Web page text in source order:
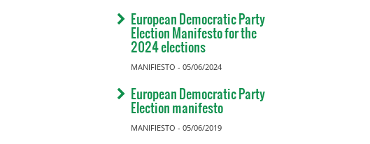
European Democratic Party
Election Manifesto for the
2024 elections
MANIFIESTO - 05/06/2024
European Democratic Party
Election manifesto
MANIFIESTO - 05/06/2019